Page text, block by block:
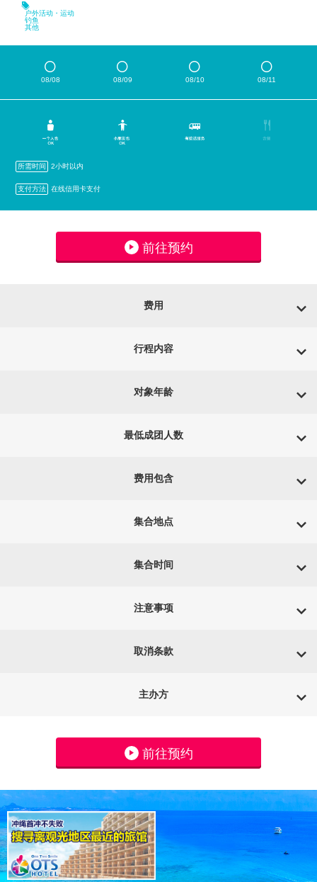
户外活动・运动
钓鱼
其他
08/08 08/09 08/10 08/11
所需时间 2小时以内
支付方法 在线信用卡支付
前往预约
费用
行程内容
对象年龄
最低成团人数
费用包含
集合地点
集合时间
注意事项
取消条款
主办方
前往预约